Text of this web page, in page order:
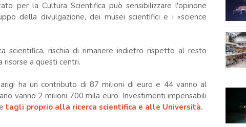
per la Cultura Scientifica può sensibilizzare l'opinone
della divulgazione, dei musei scientifici e i «science
scientifica, rischia di rimanere indietro rispetto al resto
risorse a questi centri.
ha un contributo di 87 milioni di euro e 44 vanno al
vanno 2 milioni 700 mila euro. Investimenti impensabili
tagli proprio alla ricerca scientifica e alle Università.